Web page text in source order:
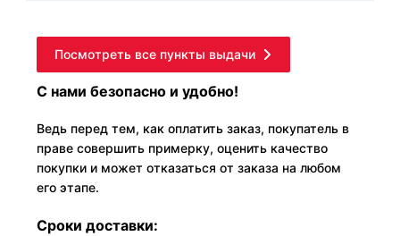
Посмотреть все пункты выдачи
С нами безопасно и удобно!
Ведь перед тем, как оплатить заказ, покупатель в
праве совершить примерку, оценить качество
покупки и может отказаться от заказа на любом
его этапе.
Сроки доставки: